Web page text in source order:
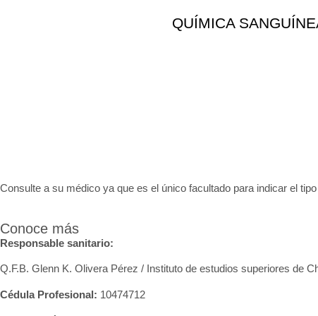
QUÍMICA
Consulte a su médico ya que es el único facultado para indicar el
Conoce más
Responsable sanitario:
Q.F.B. Glenn K. Olivera Pérez / Instituto de estudios superiores de
Cédula Profesional: 10474712